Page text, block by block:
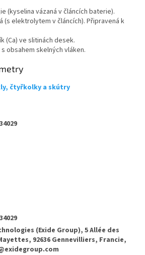
(kyselina vázaná v článcích baterie).
(s elektrolytem v článcích). Připravená k
(Ca) ve slitinách desek.
obsahem skelných vláken.
čtyřkolky a skútry
(Exide Group), 5 Allée des
92636 Gennevilliers, Francie,